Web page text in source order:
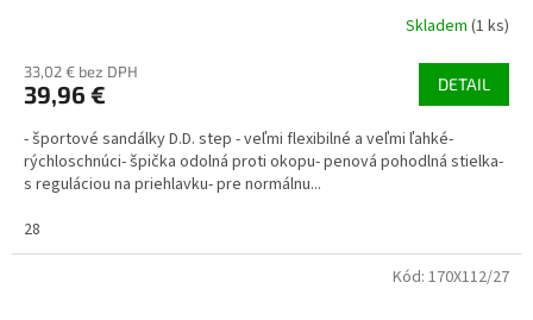
Skladem (1 ks)
33,02 € bez DPH
39,96 € DETAIL
- športové sandálky D.D. step - veľmi flexibilné a veľmi ľahké-
rýchloschnúci- špička odolná proti okopu- penová pohodlná stielka-
s reguláciou na priehlavku- pre normálnu...
28
Kód: 170X112/27